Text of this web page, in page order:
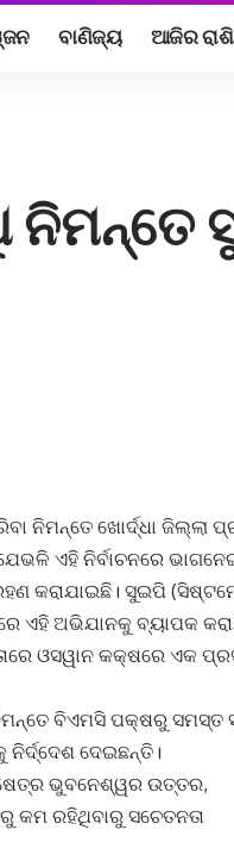
ବାଣିଜ୍ୟ ଆଜିର
ନିମନ୍ତେ ଖୋର୍ଦ୍ଧା ଜିଲ୍ଲା
ଏହି ନିର୍ବାଚନରେ
କରାଯାଇଛି। ସୁଇପି
ଏହି ଅଭିଯାନକୁ ବ୍ୟାପକ
ଓସୱାନ କକ୍ଷରେ ଏକ
ବିଏମସି ପକ୍ଷରୁ ସମସ୍ତ
ଦେଇଛନ୍ତି।
ଭୁବନେଶ୍ୱର ଉତ୍ତର,
କମ ରହିଥିବାରୁ ସଚେତନତା